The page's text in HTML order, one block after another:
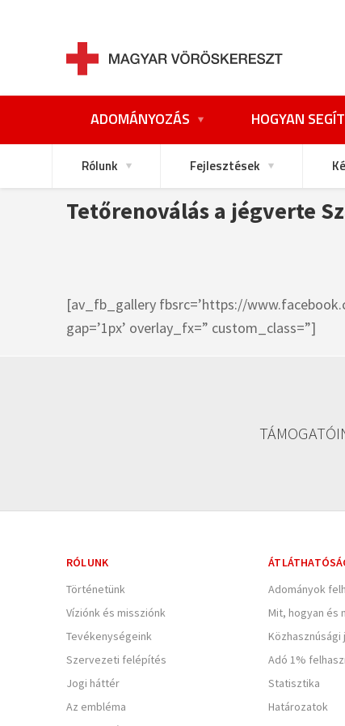
ADOMÁNYOZÁS HOGYAN
Rólunk Fejlesztések
Tetőrenoválás a jégverte
[av_fb_gallery fbsrc=’https://
gap=’1px’ overlay_fx=” custom_class=”]
RÓLUNK
Történetünk
Víziónk és missziónk
Tevékenységeink
Szervezeti felépítés
Jogi háttér
Az embléma
Adományok
Mit, hogyan és
Adó 1%
Statisztika
Határozatok